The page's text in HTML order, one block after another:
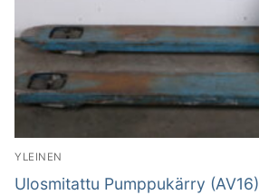
YLEINEN
Ulosmitattu Pumppukärry (AV16)